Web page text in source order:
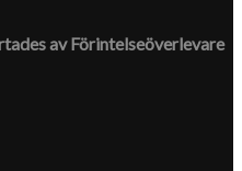
av Förintelse­överlevare